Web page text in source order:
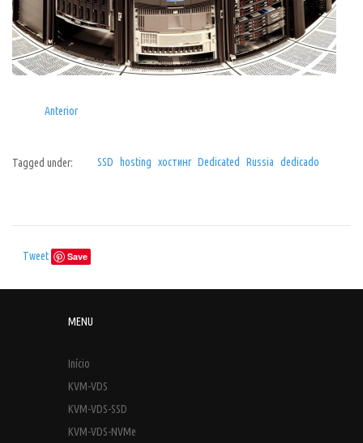
Anterior
Tagged under: SSD hosting хостинг Dedicated Russia dedicado
Tweet Save
MENU
Início
KVM-VDS
KVM-VDS-SSD
KVM-VDS-NVMe